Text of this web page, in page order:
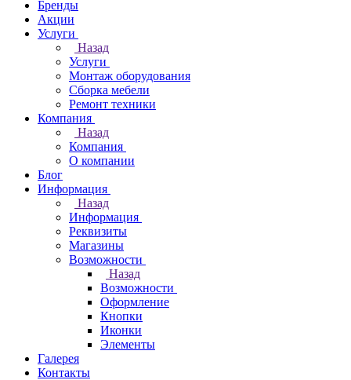
Бренды
Акции
Услуги
Назад
Услуги
Монтаж оборудования
Сборка мебели
Ремонт техники
Компания
Назад
Компания
О компании
Блог
Информация
Назад
Информация
Реквизиты
Магазины
Возможности
Назад
Возможности
Оформление
Кнопки
Иконки
Элементы
Галерея
Контакты